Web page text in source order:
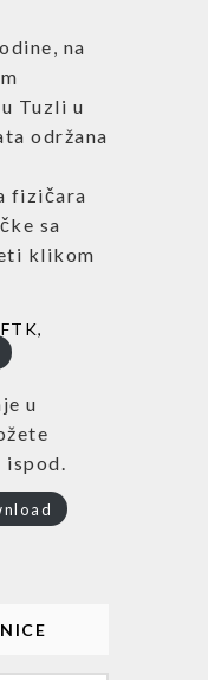
na
Tuzli u
održana
fizičara
sa
klikom
u
ispod.